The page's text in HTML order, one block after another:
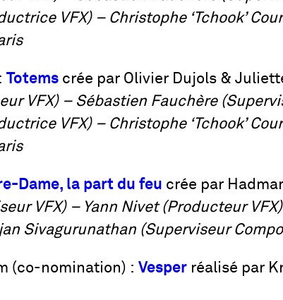
VFX) – Christophe ‘Tchook’
Totems crée par Olivier Dujols &
VFX) – Sébastien Fauchère
VFX) – Christophe ‘Tchook’
Dame, la part du feu crée par
VFX) – Yann Nivet (Producteur
Sivagurunathan (Superviseur
(co-nomination) : Vesper réalisé par